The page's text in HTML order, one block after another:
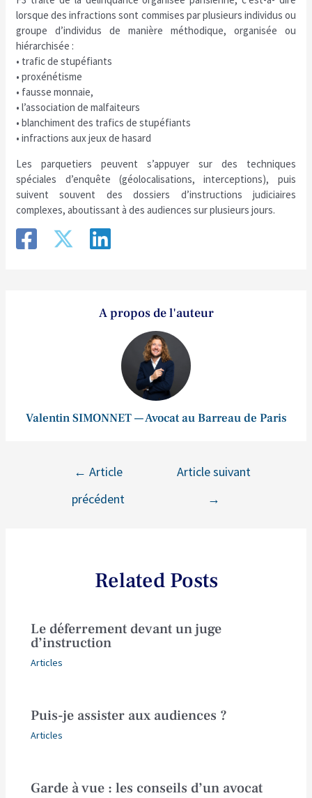
lorsque des infractions sont commises par plusieurs individus ou
groupe d’individus de manière méthodique, organisée ou
hiérarchisée :
• trafic de stupéfiants
• proxénétisme
• fausse monnaie,
• l’association de malfaiteurs
• blanchiment des trafics de stupéfiants
• infractions aux jeux de hasard
Les parquetiers peuvent s’appuyer sur des techniques
spéciales d’enquête (géolocalisations, interceptions), puis
suivent souvent des dossiers d’instructions judiciaires
complexes, aboutissant à des audiences sur plusieurs jours.
A propos de l'auteur
Valentin SIMONNET — Avocat au Barreau de Paris
← Article
précédent
Article suivant
→
Related Posts
Le déferrement devant un juge
d’instruction
Articles
Puis-je assister aux audiences ?
Articles
Garde à vue : les conseils d’un avocat